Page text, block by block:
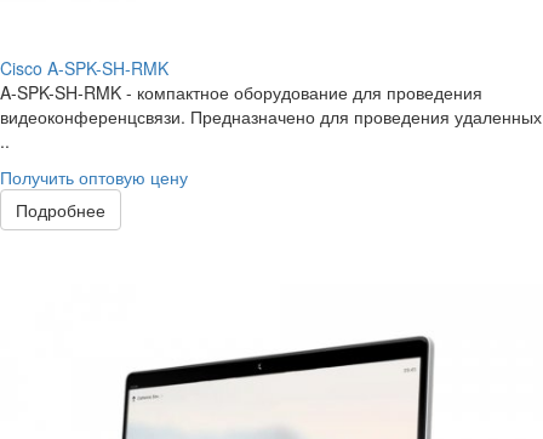
Cisco A-SPK-SH-RMK
A-SPK-SH-RMK - компактное оборудование для проведения
видеоконференцсвязи. Предназначено для проведения удаленных
..
Получить оптовую цену
Подробнее